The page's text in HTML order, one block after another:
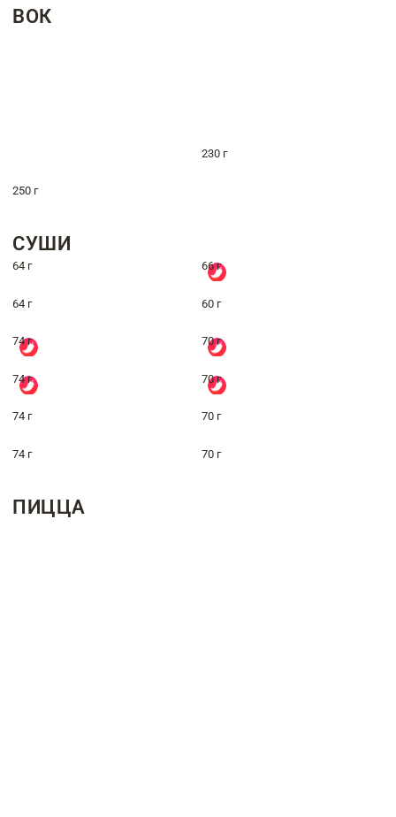
ВОК
230 г
250 г
СУШИ
64 г 66 г
64 г 60 г
74 г 70 г
74 г 70 г
74 г 70 г
74 г 70 г
ПИЦЦА